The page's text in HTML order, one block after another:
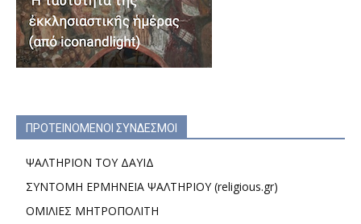
ΠΡΟΤΕΙΝΟΜΕΝΟΙ ΣΥΝΔΕΣΜΟΙ
ΨΑΛΤΗΡΙΟΝ ΤΟΥ ΔΑΥΙΔ
ΣΥΝΤΟΜΗ ΕΡΜΗΝΕΙΑ ΨΑΛΤΗΡΙΟΥ (religious.gr)
ΟΜΙΛΙΕΣ ΜΗΤΡΟΠΟΛΙΤΗ